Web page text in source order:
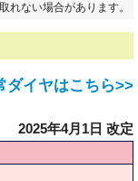
ない場合があります。
ダイヤはこちら>>
2025年4月1日 改定